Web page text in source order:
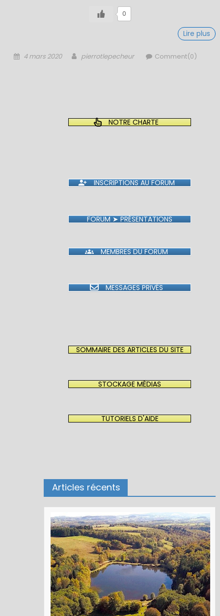
0
Lire plus
Posted
4 mars 2020 Author
pierrotlepecheur Comment(0)
NOTRE CHARTE
INSCRIPTIONS AU FORUM
FORUM ➤ PRÉSENTATIONS
MEMBRES DU FORUM
MESSAGES PRIVÉS
SOMMAIRE DES ARTICLES DU SITE
STOCKAGE MÉDIAS
TUTORIELS D'AIDE
Articles récents